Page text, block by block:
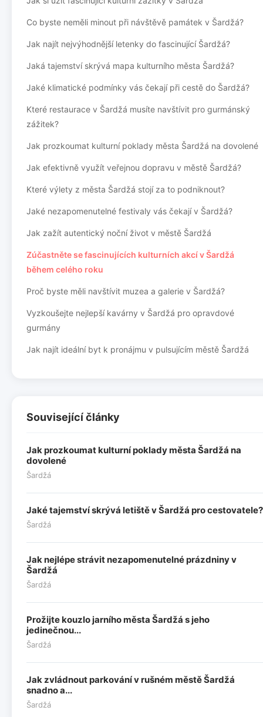
Co byste neměli minout při návštěvě památek v Šardžá?
Jak najít nejvýhodnější letenky do fascinující Šardžá?
Jaká tajemství skrývá mapa kulturního města Šardžá?
Jaké klimatické podmínky vás čekají při cestě do Šardžá?
Které restaurace v Šardžá musíte navštívit pro gurmánský
zážitek?
Jak prozkoumat kulturní poklady města Šardžá na dovolené
Jak efektivně využít veřejnou dopravu v městě Šardžá?
Které výlety z města Šardžá stojí za to podniknout?
Jaké nezapomenutelné festivaly vás čekají v Šardžá?
Jak zažít autentický noční život v městě Šardžá
Zúčastněte se fascinujících kulturních akcí v Šardžá
během celého roku
Proč byste měli navštívit muzea a galerie v Šardžá?
Vyzkoušejte nejlepší kavárny v Šardžá pro opravdové
gurmány
Jak najít ideální byt k pronájmu v pulsujícím městě Šardžá
Související články
Jak prozkoumat kulturní poklady města Šardžá na
dovolené
Šardžá
Jaké tajemství skrývá letiště v Šardžá pro cestovatele?
Šardžá
Jak nejlépe strávit nezapomenutelné prázdniny v
Šardžá
Šardžá
Prožijte kouzlo jarního města Šardžá s jeho
jedinečnou...
Šardžá
Jak zvládnout parkování v rušném městě Šardžá
snadno a...
Šardžá